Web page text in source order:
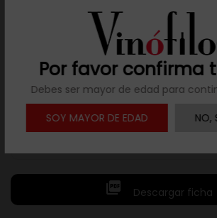
Por favor confirma
Debes ser mayor de edad para
SOY MAYOR DE EDAD
NO,
Resuelve tus dudas
Llámanos al teléfono 691 108 942, de
 Descargar ficha